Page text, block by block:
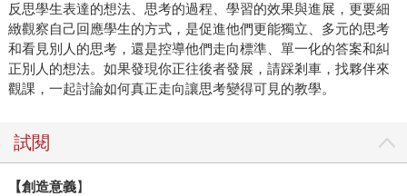
反思學生表達的想法、思考的過程、學習的效果與進展，更要細
緻觀察自己回應學生的方式，是促進他們更能獨立、多元的思考
和看見別人的思考，還是控導他們走向標準、單一化的答案和糾
正別人的想法。如果發現你正往後者發展，請踩剎車，找夥伴來
觀課，一起討論如何真正走向讓思考變得可見的教學。
試閱
【創造意義】